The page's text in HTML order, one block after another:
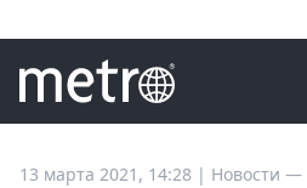
Все
13 марта 2021, 14:28 | Новости —